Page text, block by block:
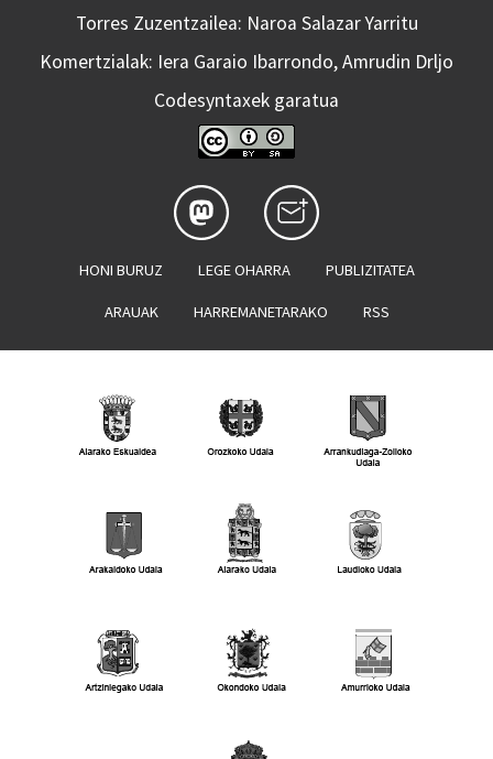
Torres Zuzentzailea: Naroa Salazar Yarritu
Komertzialak: Iera Garaio Ibarrondo, Amrudin Drljo
Codesyntaxek garatua
HONI BURUZ LEGE OHARRA PUBLIZITATEA
ARAUAK HARREMANETARAKO RSS